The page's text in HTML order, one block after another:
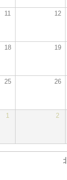
11 12
18 19
25 26
1 2